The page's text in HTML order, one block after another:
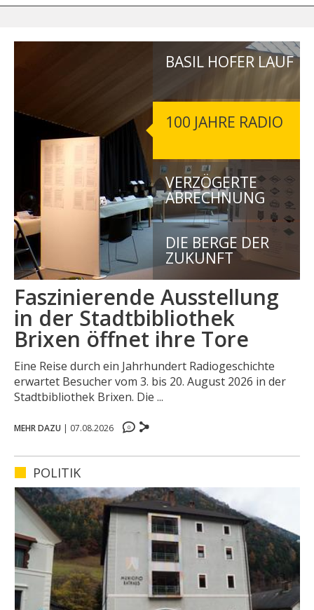
BASIL HOFER LAUF
100 JAHRE RADIO
VERZÖGERTE
ABRECHNUNG
DIE BERGE DER
ZUKUNFT
0
Faszinierende Ausstellung
in der Stadtbibliothek
Brixen öffnet ihre Tore
Eine Reise durch ein Jahrhundert Radiogeschichte
erwartet Besucher vom 3. bis 20. August 2026 in der
Stadtbibliothek Brixen. Die ...
MEHR DAZU | 07.08.2026 0
0
POLITIK